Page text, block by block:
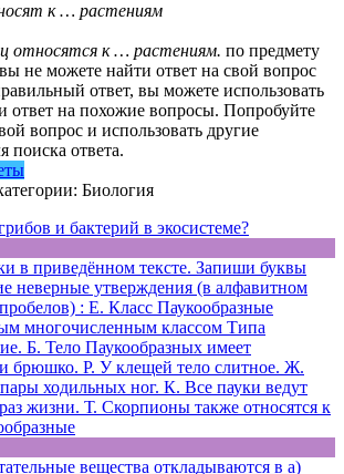
к … растениям
относятся к … растениям. по предмету
не можете найти ответ на свой вопрос
ответ, вы можете использовать
ответ на похожие вопросы. Попробуйте
вопрос и использовать другие
поиска ответа.
Биология
и бактерий в экосистеме?
в приведённом тексте. Запиши буквы
неверные утверждения (в алфавитном
: Е. Класс Паукообразные
многочисленным классом Типа
Б. Тело Паукообразных имеет
и брюшко. Р. У клещей тело слитное. Ж.
ходильных ног. К. Все пауки ведут
жизни. Т. Скорпионы также относятся к
вещества откладываются в а)